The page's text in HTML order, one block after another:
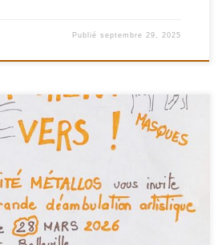
Publiéseptembre 29, 2025
toujours les droits des femmes dans
Métallos vous conviera à une grande
Samedi 28 Mars 2026 : une
et festive dans le cadre du
au sein du quartier de Belleville.
du 11ème, le Comité
ouverts à toutes et tous pour
grande fête qui sillonera du jardin Jules